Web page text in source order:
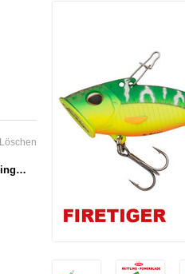
Löschen
Berkley Berkley Rattling Powerblade 55mm 17g